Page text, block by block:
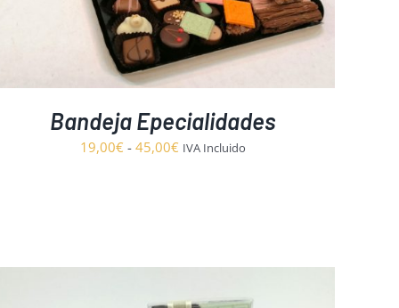
Bandeja Epecialidades
19,00€ - 45,00€Rango
hasta
IVA Incluido